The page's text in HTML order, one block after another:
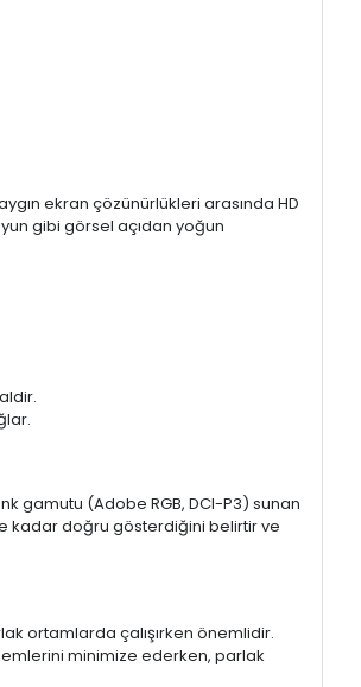
ekran çözünürlükleri arasında HD
gibi görsel açıdan yoğun
gamutu (Adobe RGB, DCI-P3) sunan
kadar doğru gösterdiğini belirtir ve
ortamlarda çalışırken önemlidir.
minimize ederken, parlak